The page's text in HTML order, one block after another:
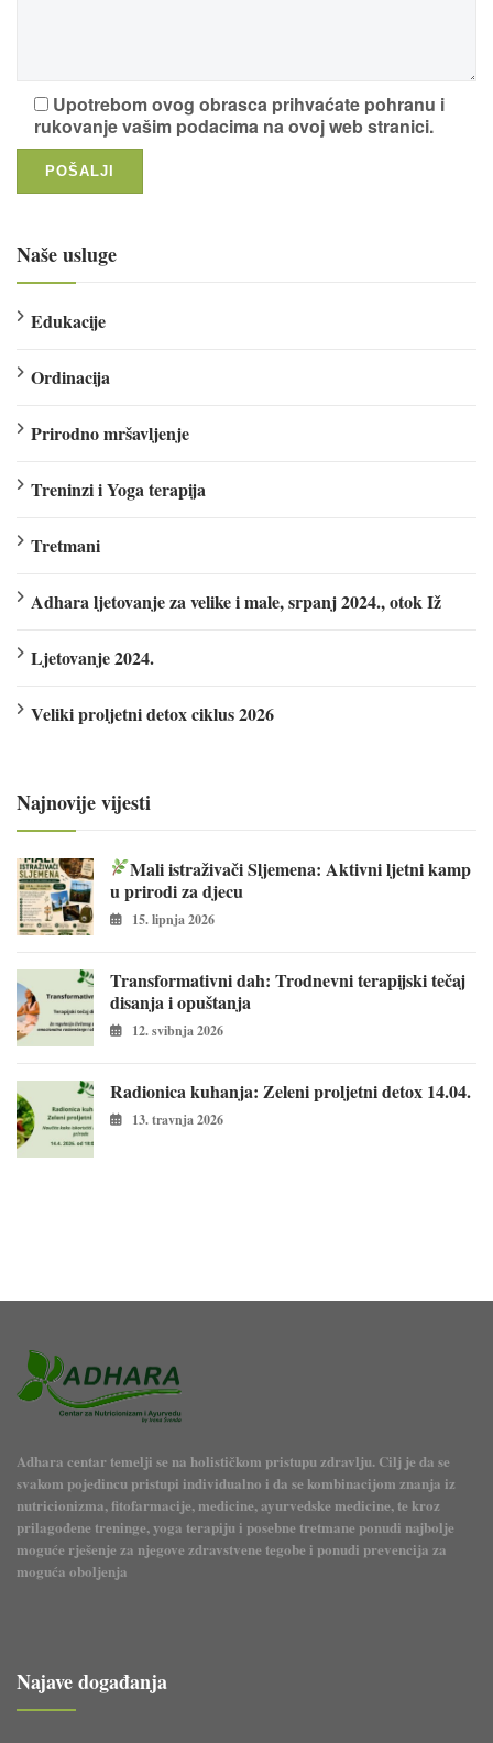
Upotrebom ovog obrasca prihvaćate pohranu i
rukovanje vašim podacima na ovoj web stranici.
Naše usluge
Edukacije
Ordinacija
Prirodno mršavljenje
Treninzi i Yoga terapija
Tretmani
Adhara ljetovanje za velike i male, srpanj 2024., otok Iž
Ljetovanje 2024.
Veliki proljetni detox ciklus 2026
Najnovije vijesti
Mali istraživači Sljemena: Aktivni ljetni kamp
u prirodi za djecu
15. lipnja 2026
Transformativni dah: Trodnevni terapijski tečaj
disanja i opuštanja
12. svibnja 2026
Radionica kuhanja: Zeleni proljetni detox 14.04.
13. travnja 2026
Adhara centar temelji se na holističkom pristupu zdravlju. Cilj je da se
svakom pojedincu pristupi individualno i da se kombinacijom znanja iz
nutricionizma, fitofarmacije, medicine, ayurvedske medicine, te kroz
prilagođene treninge, yoga terapiju i posebne tretmane ponudi najbolje
moguće rješenje za njegove zdravstvene tegobe i ponudi prevencija za
moguća oboljenja
Najave događanja